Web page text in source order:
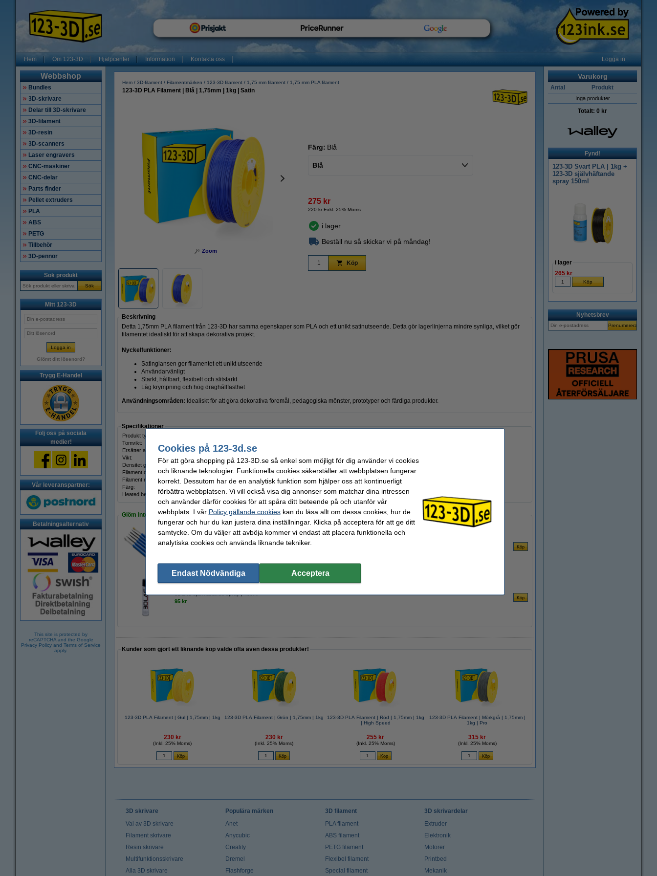
Hem Om 123-3D Hjälpcenter Information Kontakta oss Logga in
Webbshop
Bundles
3D-skrivare
Delar till 3D-skrivare
3D-filament
3D-resin
3D-scanners
Laser engravers
CNC-maskiner
CNC-delar
Parts finder
Pellet extruders
PLA
ABS
PETG
Tillbehör
3D-pennor
Sök produkt
Sök
Mitt 123-3D
Glömt ditt lösenord?
Trygg E-Handel
Följ oss på sociala
medier!
Vår leveranspartner:
Betalningsalternativ
This site is protected by
reCAPTCHA and the Google
Privacy Policy and Terms of Service
apply.
Hem 3D-filament Filamentmärken 123-3D filament 1,75 mm filament 1,75 mm PLA filament
123-3D PLA Filament | Blå | 1,75mm | 1kg | Satin
Zoom
Färg: Blå
Blå
275 kr
220 kr Exkl. 25% Moms
i lager
Beställ nu så skickar vi på måndag!
Köp
Beskrivning
Detta 1,75mm PLA filament från 123-3D har samma egenskaper som PLA och ett unikt satinutseende. Detta gör lagerlinjerna mindre synliga, vilket gör
filamentet idealiskt för att skapa dekorativa projekt.
Nyckelfunktioner:
Satinglansen ger filamentet ett unikt utseende
Användarvänligt
Starkt, hållbart, flexibelt och slitstarkt
Låg krympning och hög draghållfasthet
Användningsområden: Idealiskt för att göra dekorativa föremål, pedagogiska mönster, prototyper och färdiga produkter.
Specifikationer
Produkt type:
Tomvikt:
Ersätter artikelnummer::
DFP01139
Vikt:
1 kg Spolens bredd:
Densitet gcm³:
1,24 g/cm³ Spolens inre diameter:
Filament diameter:
1,75 mm Spolens ytterdiameter:
Filament rundhet:
>95 % Varumärke:
Färg:
Produktkod:
Heated bed temp:
50 - 60 °C
Glöm inte att beställa!
123-3D Efterbehandlingsset för 3D-utskrifter
3DLAC självhäftande spray | 400ml
95 kr
Kunder som gjort ett liknande köp valde ofta även dessa produkter!
123-3D PLA Filament | Gul | 1,75mm | 1kg
230 kr
(Inkl. 25% Moms)
123-3D PLA Filament | Grön | 1,75mm | 1kg
230 kr
(Inkl. 25% Moms)
123-3D PLA Filament | Röd | 1,75mm | 1kg
| High Speed
255 kr
(Inkl. 25% Moms)
123-3D PLA Filament | Mörkgrå | 1,75mm |
1kg | Pro
315 kr
(Inkl. 25% Moms)
Varukorg
Antal Produkt
Inga produkter
Totalt: 0 kr
Fynd!
123-3D Svart PLA | 1kg +
123-3D självhäftande
spray 150ml
i lager
265 kr
Nyhetsbrev
3D skrivare
Val av 3D skrivare
Filament skrivare
Resin skrivare
Multifunktionsskrivare
Alla 3D skrivare
Populära märken
Anet
Anycubic
Creality
Dremel
Flashforge
3D filament
PLA filament
ABS filament
PETG filament
Flexibel filament
Special filament
3D skrivardelar
Extruder
Elektronik
Motorer
Printbed
Mekanik
Cookies på 123-3d.se
För att göra shopping på 123-3D.se så enkel som möjligt för dig använder vi cookies
och liknande teknologier. Funktionella cookies säkerställer att webbplatsen fungerar
korrekt. Dessutom har de en analytisk funktion som hjälper oss att kontinuerligt
förbättra webbplatsen. Vi vill också visa dig annonser som matchar dina intressen
och använder därför cookies för att spåra ditt beteende på och utanför vår
webbplats. I vår Policy gällande cookieskan du läsa allt om dessa cookies, hur de
fungerar och hur du kan justera dina inställningar. Klicka på acceptera för att ge ditt
samtycke. Om du väljer att avböja kommer vi endast att placera funktionella och
analytiska cookies och använda liknande tekniker.
Endast Nödvändiga Acceptera